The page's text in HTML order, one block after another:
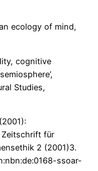
ecology of mind,
cognitive
Studies,
Zeitschrift für
2 (2001)3.
ssoar-